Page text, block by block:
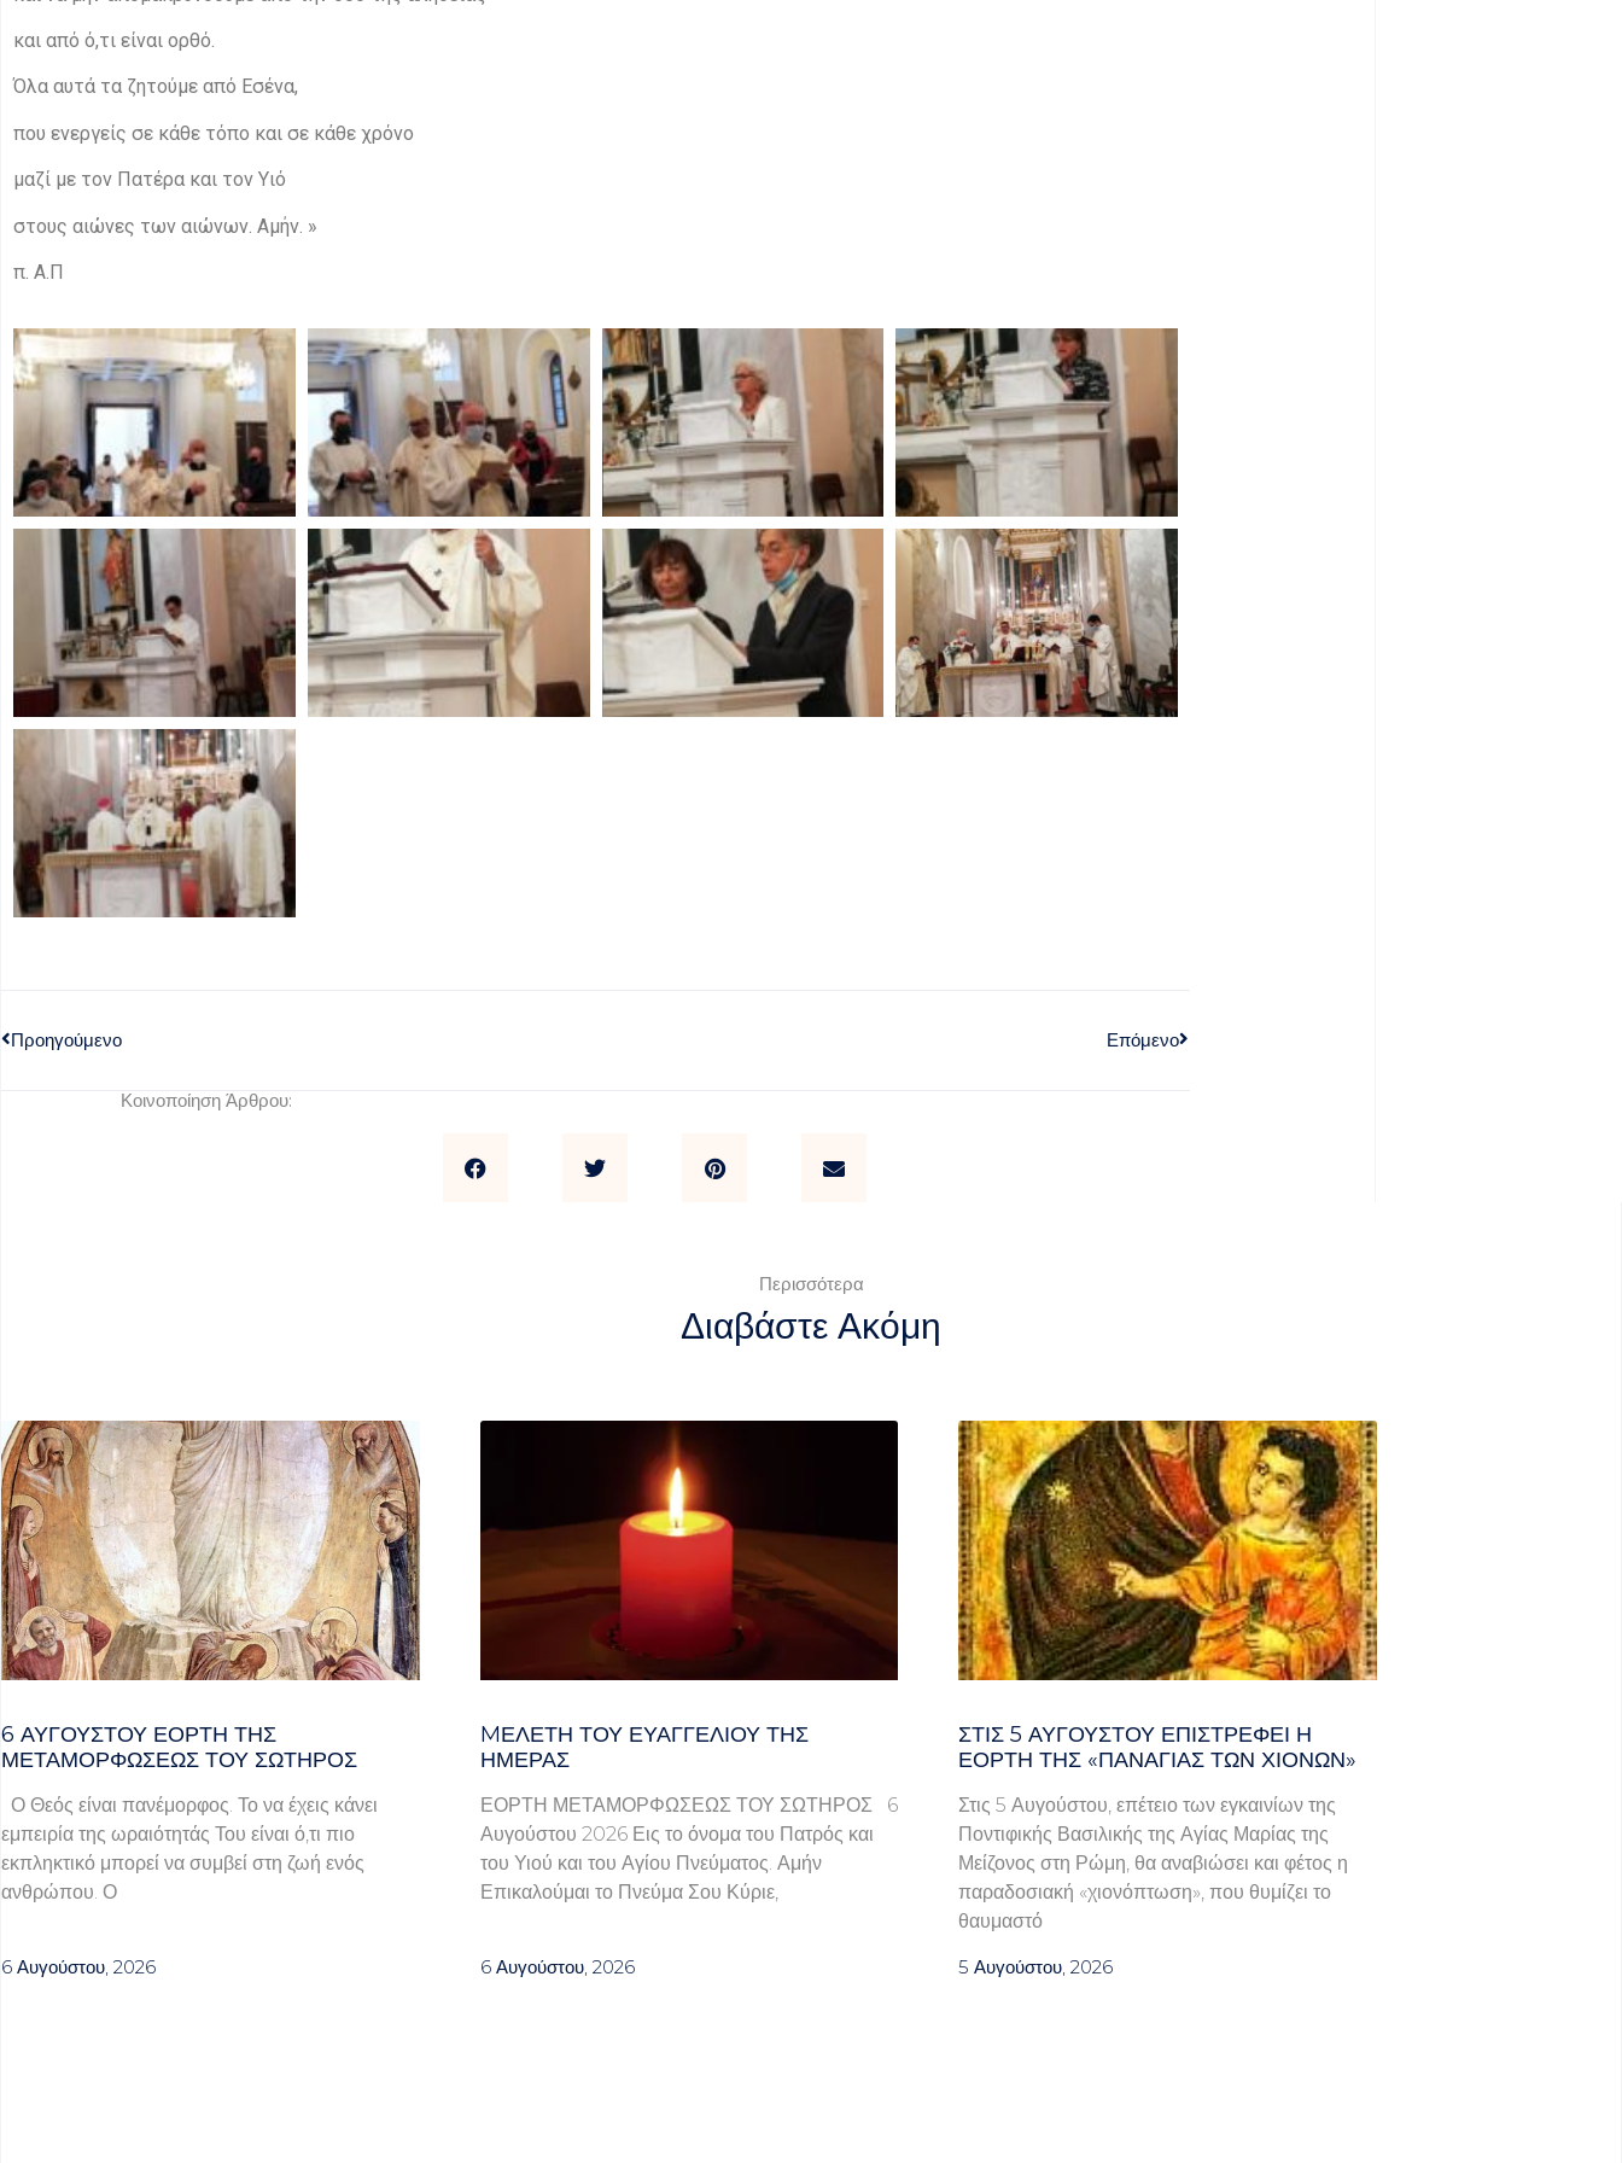
και από ό,τι είναι ορθό.
Όλα αυτά τα ζητούμε από Εσένα,
που ενεργείς σε κάθε τόπο και σε κάθε χρόνο
μαζί με τον Πατέρα και τον Υιό
στους αιώνες των αιώνων. Αμήν. »
π. Α.Π
Προηγούμενο Επόμενο
Κοινοποίηση Άρθρου:
Περισσότερα
Διαβάστε Ακόμη
6 ΑΥΓΟΥΣΤΟΥ ΕΟΡΤΗ ΤΗΣ
ΜΕΤΑΜΟΡΦΩΣΕΩΣ ΤΟΥ ΣΩΤΗΡΟΣ
Ο Θεός είναι πανέμορφος. Το να έχεις κάνει
εμπειρία της ωραιότητάς Του είναι ό,τι πιο
εκπληκτικό μπορεί να συμβεί στη ζωή ενός
ανθρώπου. Ο
6 Αυγούστου, 2026
MΕΛΈΤΗ ΤΟΥ ΕΥΑΓΓΕΛΊΟΥ ΤΗΣ
ΗΜΈΡΑΣ
ΕΟΡΤΗ ΜΕΤΑΜΟΡΦΩΣΕΩΣ ΤΟΥ ΣΩΤΗΡΟΣ 6
Αυγούστου 2026 Εις το όνομα του Πατρός και
του Υιού και του Αγίου Πνεύματος. Αμήν
Επικαλούμαι το Πνεύμα Σου Κύριε,
6 Αυγούστου, 2026
ΣΤΙΣ 5 ΑΥΓΟΎΣΤΟΥ ΕΠΙΣΤΡΈΦΕΙ Η
ΕΟΡΤΉ ΤΗΣ «ΠΑΝΑΓΊΑΣ ΤΩΝ ΧΙΌΝΩΝ»
Στις 5 Αυγούστου, επέτειο των εγκαινίων της
Ποντιφικής Βασιλικής της Αγίας Μαρίας της
Μείζονος στη Ρώμη, θα αναβιώσει και φέτος η
παραδοσιακή «χιονόπτωση», που θυμίζει το
θαυμαστό
5 Αυγούστου, 2026